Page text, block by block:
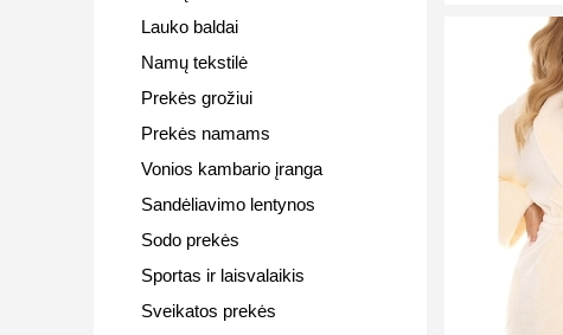
Lauko baldai
Namų tekstilė
Prekės grožiui
Prekės namams
Vonios kambario įranga
Sandėliavimo lentynos
Sodo prekės
Sportas ir laisvalaikis
Sveikatos prekės